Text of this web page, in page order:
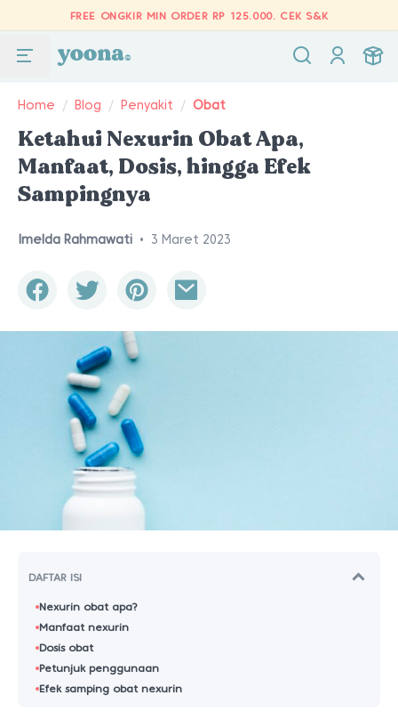
FREE ONGKIR MIN ORDER RP 125.000. CEK S&K
Home / Blog / Penyakit / Obat
Ketahui Nexurin Obat Apa,
Manfaat, Dosis, hingga Efek
Sampingnya
Imelda Rahmawati • 3 Maret 2023
DAFTAR ISI
Nexurin obat apa?
Manfaat nexurin
Dosis obat
Petunjuk penggunaan
Efek samping obat nexurin